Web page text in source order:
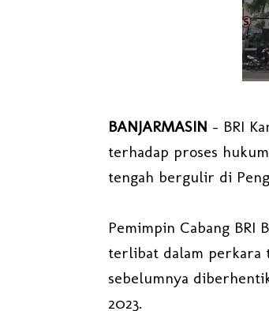
BANJARMASIN – BRI
terhadap proses
tengah bergulir di
Pemimpin Cabang BRI
terlibat dalam perkara
sebelumnya
2023.